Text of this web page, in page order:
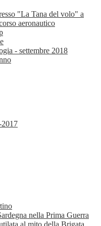
"La Tana del volo" a
aeronautico
- settembre 2018
2017
nella Prima Guerra